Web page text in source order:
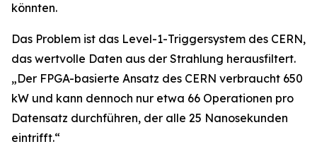
könnten.
Das Problem ist das Level-1-Triggersystem des CERN,
das wertvolle Daten aus der Strahlung herausfiltert.
„Der FPGA-basierte Ansatz des CERN verbraucht 650
kW und kann dennoch nur etwa 66 Operationen pro
Datensatz durchführen, der alle 25 Nanosekunden
eintrifft.“